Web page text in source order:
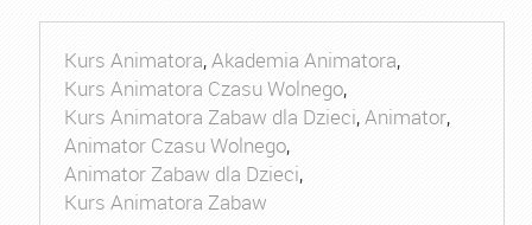
Kurs Animatora,Akademia Animatora,
Kurs Animatora Czasu Wolnego,
Kurs Animatora Zabaw dla Dzieci,Animator,
Animator Czasu Wolnego,
Animator Zabaw dla Dzieci,
Kurs Animatora Zabaw